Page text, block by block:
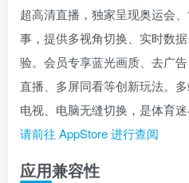
超高清直播，独家呈现奥运会
事，提供多视角切换、实时数
验。会员专享蓝光画质、去广
直播、多屏同看等创新玩法。多
电视、电脑无缝切换，是体育迷
请前往 AppStore 进行查阅
应用兼容性